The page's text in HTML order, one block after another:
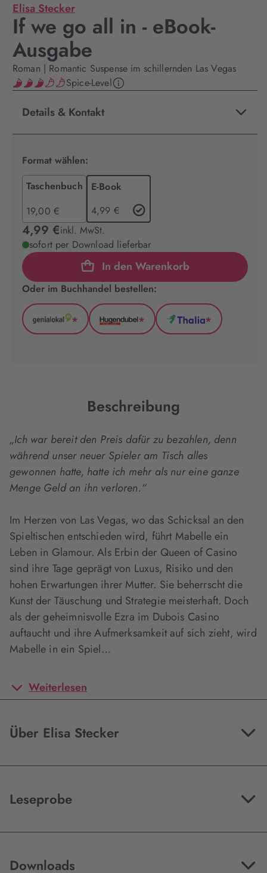
Elisa Stecker
If we go all in - eBook-
Ausgabe
Roman | Romantic Suspense im schillernden Las Vegas
Spice-Level
Details & Kontakt
Format wählen:
Taschenbuch
19,00 €
E-Book
4,99 €
4,99 €inkl. MwSt.
sofort per Download lieferbar
In den Warenkorb
Oder im Buchhandel bestellen:
GenialLokal
*
Hugendubel
*
Thalia
*
Beschreibung
„Ich war bereit den Preis dafür zu bezahlen, denn
während unser neuer Spieler am Tisch alles
gewonnen hatte, hatte ich mehr als nur eine ganze
Menge Geld an ihn verloren.“
Im Herzen von Las Vegas, wo das Schicksal an den
Spieltischen entschieden wird, führt Mabelle ein
Leben in Glamour. Als Erbin der Queen of Casino
sind ihre Tage geprägt von Luxus, Risiko und den
hohen Erwartungen ihrer Mutter. Sie beherrscht die
Kunst der Täuschung und Strategie meisterhaft. Doch
als der geheimnisvolle Ezra im Dubois Casino
auftaucht und ihre Aufmerksamkeit auf sich zieht, wird
Mabelle in ein Spiel…
Weiterlesen
Über Elisa Stecker
Leseprobe
Downloads